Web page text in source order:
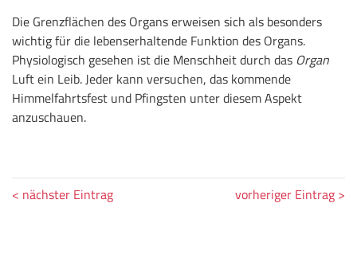
Die Grenzflächen des Organs erweisen sich als besonders
wichtig für die lebenserhaltende Funktion des Organs.
Physiologisch gesehen ist die Menschheit durch das Organ
Luft ein Leib. Jeder kann versuchen, das kommende
Himmelfahrtsfest und Pfingsten unter diesem Aspekt
anzuschauen.
< nächster Eintrag vorheriger Eintrag >